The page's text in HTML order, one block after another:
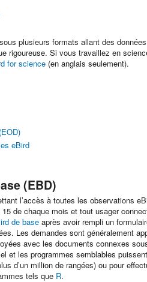
plusieurs formats allant des
rigoureuse. Si vous travaillez en
for science (en anglais seulement).
eBird
(EBD)
l’accès à toutes les observations
de chaque mois et tout usager
de base après avoir rempli un
Les demandes sont généralement
avec les documents connexes
et les programmes semblables
d’un million de rangées) ou pour
tels que R.